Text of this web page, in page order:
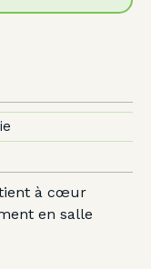
tient à cœur
en salle